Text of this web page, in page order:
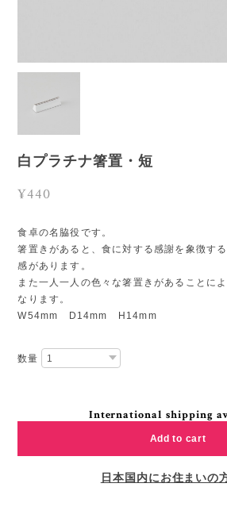
白プラチナ箸置・短
¥440
食卓の名脇役です。
箸置きがあると、食に対する感謝を象徴す
感があります。
また一人一人の色々な箸置きがあることに
なります。
W54mm D14mm H14mm
数量
International shipping
Add to cart
日本国内にお住まいの